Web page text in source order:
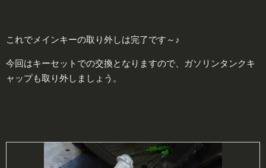
これでメインキーの取り外しは完了です～♪
今回はキーセットでの交換となりますので、ガソリンタンクキ
ャップも取り外しましょう。